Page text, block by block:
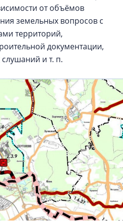
от объёмов
земельных вопросов с
территорий,
документации,
и т. п.